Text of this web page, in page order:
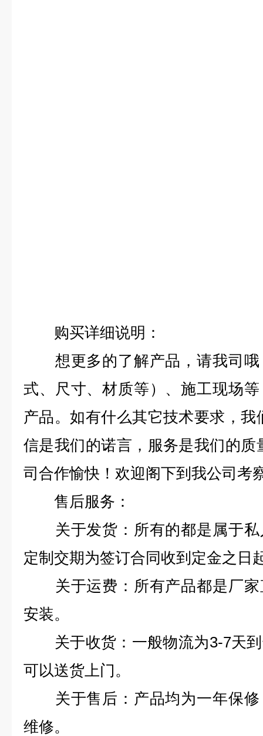
购买详细说明：
想更多的了解产品，请我司哦
式、尺寸、材质等）、施工现场
产品。如有什么其它技术要求，我
信是我们的诺言，服务是我们的质
司合作愉快！欢迎阁下到我公司考
售后服务：
关于发货：所有的都是属于私
定制交期为签订合同收到定金之日
关于运费：所有产品都是厂家
安装。
关于收货：一般物流为3-7天到
可以送货上门。
关于售后：产品均为一年保修
维修。